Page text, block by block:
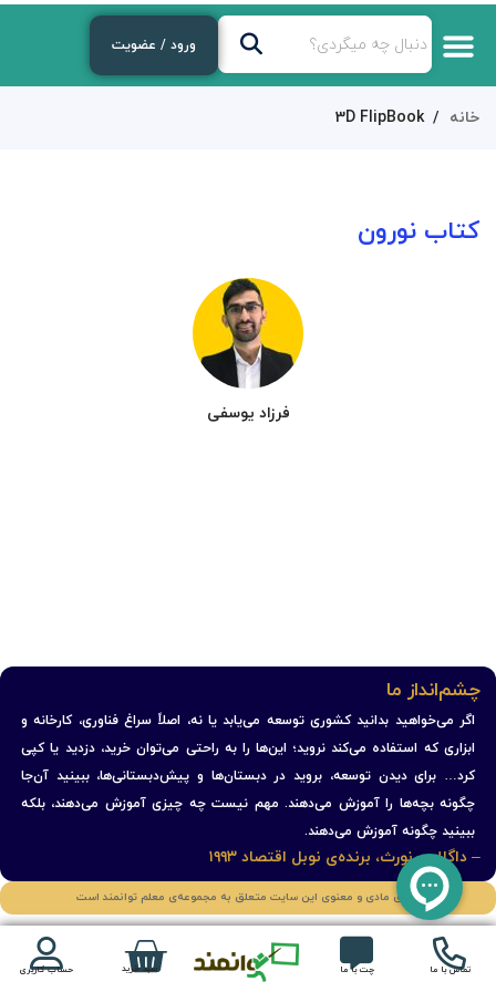
ورود / عضویت
خانه 3D FlipBook
کتاب نورون
فرزاد یوسفی
چشم‌انداز ما
اگر می‌خواهید بدانید کشوری توسعه می‌یابد یا نه، اصلاً سراغ فناوری، کارخانه و
ابزاری که استفاده می‌کند نروید؛ این‌ها را به راحتی می‌توان خرید، دزدید یا کپی
کرد… برای دیدن توسعه، بروید در دبستان‌ها و پیش‌دبستانی‌ها، ببینید آن‌جا
چگونه بچه‌ها را آموزش می‌دهند. مهم نیست چه چیزی آموزش می‌دهند، بلکه
ببینید چگونه آموزش می‌دهند.
– داگلاس نورث، برنده‌ی نوبل اقتصاد ۱۹۹۳
حقوق مادی و معنوی این سایت متعلق به مجموعه‌ی معلم توانمند است
تماس با ما چت با ما سبد خرید حساب کاربری